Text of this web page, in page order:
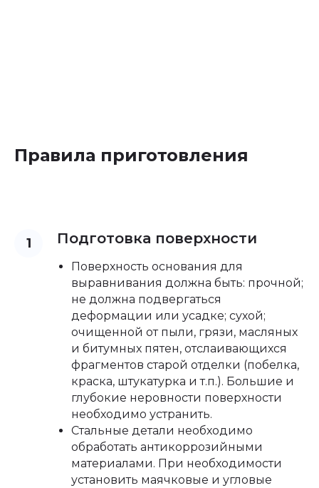
Правила приготовления
Подготовка поверхности
Поверхность основания для
выравнивания должна быть: прочной;
не должна подвергаться
деформации или усадке; сухой;
очищенной от пыли, грязи, масляных
и битумных пятен, отслаивающихся
фрагментов старой отделки (побелка,
краска, штукатурка и т.п.). Большие и
глубокие неровности поверхности
необходимо устранить.
Стальные детали необходимо
обработать антикоррозийными
материалами. При необходимости
установить маячковые и угловые